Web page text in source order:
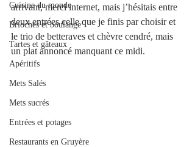
Cuisine du monde
Brioches et boulange
Tartes et gâteaux
Apéritifs
Mets Salés
Mets sucrés
Entrées et potages
Restaurants en Gruyère
arrivant, merci internet, mais j’hésitais entre
deux entrées celle que je finis par choisir et
le trio de betteraves et chèvre cendré, mais
un plat annoncé manquant ce midi.